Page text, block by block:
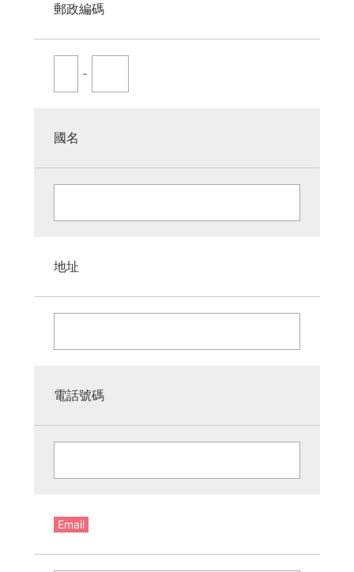
郵政編碼
-
國名
地址
電話號碼
Email